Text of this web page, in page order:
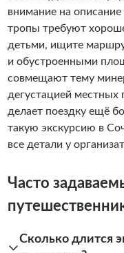
внимание на
тропы требуют
детьми, ищите
и обустроенными
совмещают тему
дегустацией
делает поездку ещё
такую экскурсию в
все детали у
Часто
Сколько длится